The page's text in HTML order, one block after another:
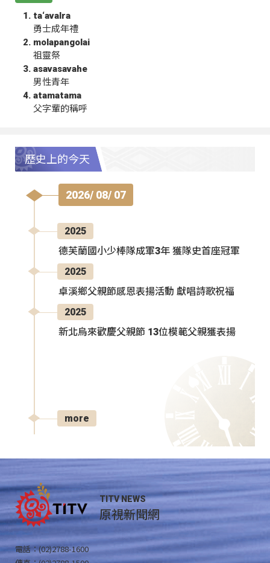
ta‘avalra
勇士成年禮
molapangolai
祖靈祭
asavasavahe
男性青年
atamatama
父字輩的稱呼
歷史上的今天
2026/ 08/ 07
2025
德芙蘭國小少棒隊成軍3年 獲隊史首座冠軍
2025
卓溪鄉父親節感恩表揚活動 獻唱詩歌祝福
2025
新北烏來歡慶父親節 13位模範父親獲表揚
more
TITV NEWS
原視新聞網
電話：(02)2788-1600